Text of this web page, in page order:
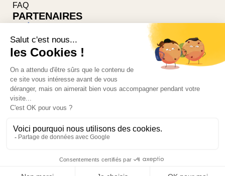
FAQ
PARTENAIRES
Suivez-nous sur les réseaux